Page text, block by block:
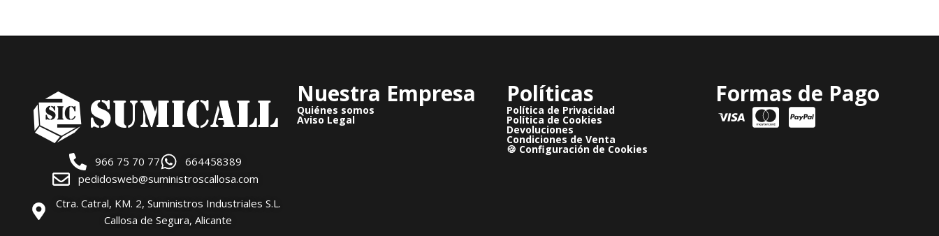
966 75 70 77
664458389
pedidosweb@suministroscallosa.com
Ctra. Catral, KM. 2, Suministros Industriales S.L.
Callosa de Segura, Alicante
Nuestra Empresa
Quiénes somos
Aviso Legal
Políticas
Política de Privacidad
Política de Cookies
Devoluciones
Condiciones de Venta
🍪 Configuración de Cookies
Formas de Pago